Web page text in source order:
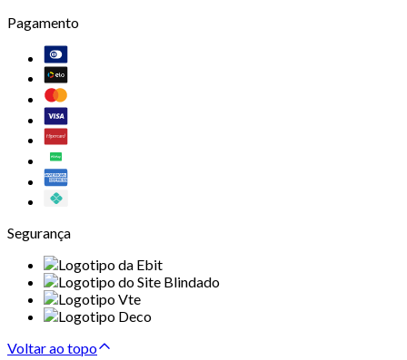
Pagamento
Segurança
Voltar ao topo